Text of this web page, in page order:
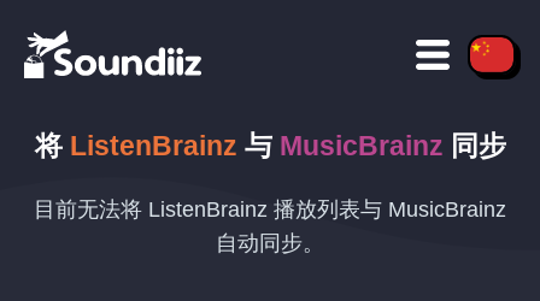
将 ListenBrainz 与 MusicBrainz 同步
目前无法将 ListenBrainz 播放列表与 MusicBrainz
自动同步。